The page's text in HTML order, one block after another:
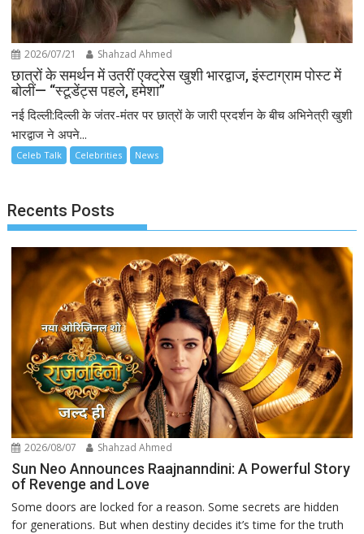
2026/07/21 Shahzad Ahmed
छात्रों के समर्थन में उतरीं एक्ट्रेस खुशी भारद्वाज, इंस्टाग्राम पोस्ट में
बोलीं— “स्टूडेंट्स पहले, हमेशा”
नई दिल्ली:दिल्ली के जंतर-मंतर पर छात्रों के जारी प्रदर्शन के बीच अभिनेत्री खुशी
भारद्वाज ने अपने...
Celeb Talk Celebrities News
Recents Posts
2026/08/07 Shahzad Ahmed
Sun Neo Announces Raajnanndini: A Powerful Story
of Revenge and Love
Some doors are locked for a reason. Some secrets are hidden
for generations. But when destiny decides it’s time for the truth